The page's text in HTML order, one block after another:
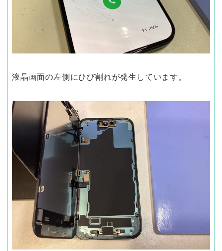
液晶画面の左側にひび割れが発生しています。